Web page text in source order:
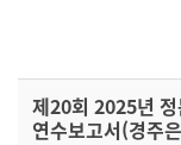
제20회 2025년
연수보고서(경주